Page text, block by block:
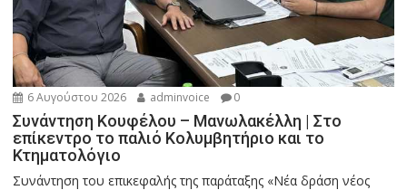
6 Αυγούστου 2026 adminvoice 0
Συνάντηση Κουφέλου – Μανωλακέλλη | Στο
επίκεντρο το παλιό Κολυμβητήριο και το
Κτηματολόγιο
Συνάντηση του επικεφαλής της παράταξης «Νέα δράση νέος